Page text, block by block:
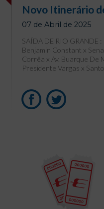
Novo Itinerário
07 de Abril de 2025
SAÍDA DE RIO GRANDE
Benjamin Constant x
Corrêa x Av. Buarque De
Presidente Vargas x